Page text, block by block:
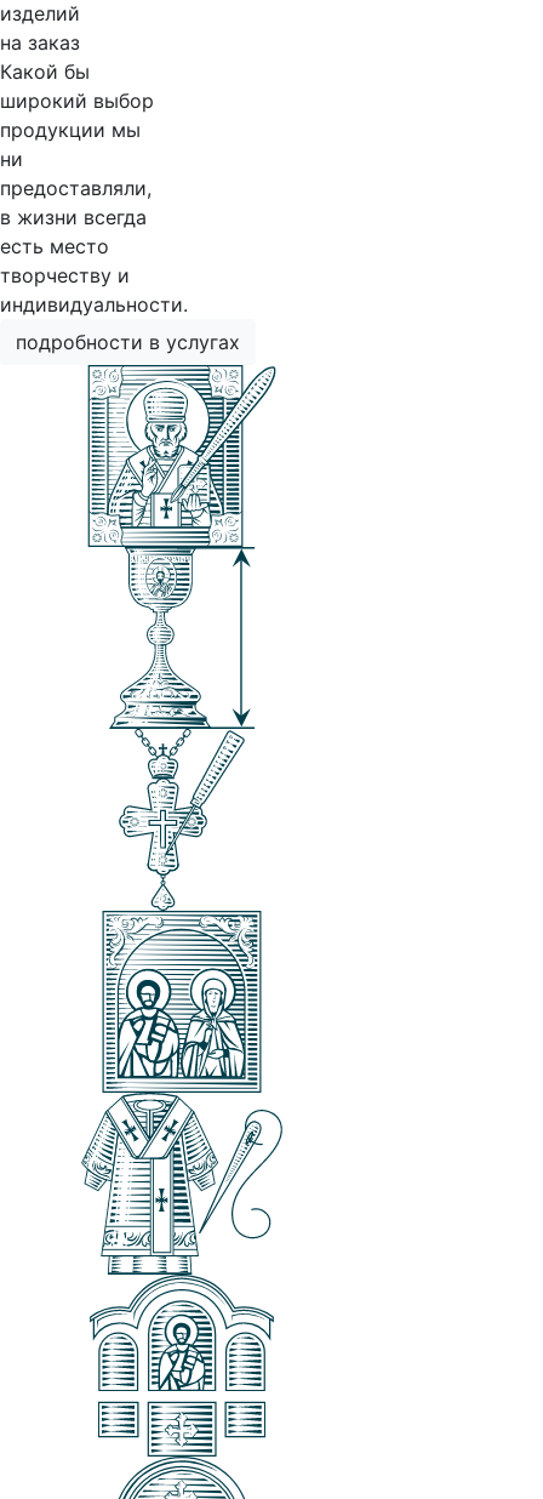
изделий
на заказ
Какой бы
широкий выбор
продукции мы
ни
предоставляли,
в жизни всегда
есть место
творчеству и
индивидуальности.
подробности в услугах